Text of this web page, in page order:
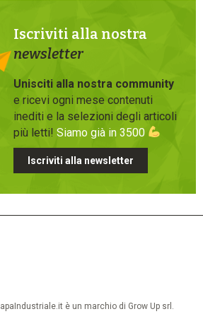
Iscriviti alla nostra
newsletter
Unisciti alla nostra community
e ricevi ogni mese contenuti
inediti e la selezioni degli articoli
più letti! Siamo già in 3500
Iscriviti alla newsletter
è un marchio di Grow Up srl.